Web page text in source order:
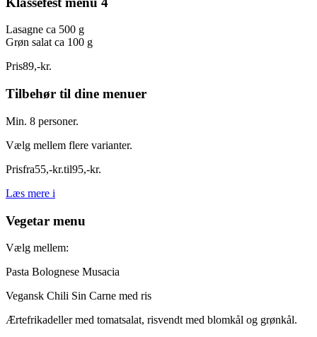
Lasagne ca 500 g
Grøn salat ca 100 g
Pris89,-kr.
Tilbehør til dine menuer
Min. 8 personer.
Vælg mellem flere varianter.
Prisfra55,-kr.til95,-kr.
Læs mere i
Vegetar menu
Vælg mellem:
Pasta Bolognese Musacia
Vegansk Chili Sin Carne med ris
Ærtefrikadeller med tomatsalat, risvendt med blomkål og grønkål.